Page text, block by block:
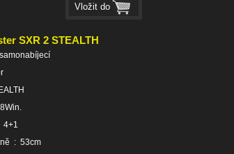
SXR 2 STEALTH
4+1
: 53cm